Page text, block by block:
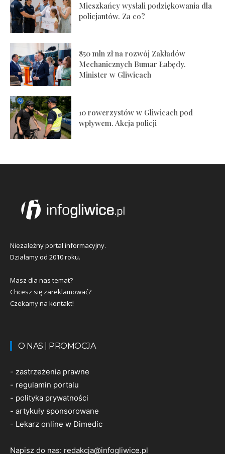
Mieszkańcy wysłali podziękowania dla
policjantów. Za co?
850 mln zł na rozwój Zakładów
Mechanicznych Bumar Łabędy.
Minister w Gliwicach
10 rowerzystów w Gliwicach pod
wpływem. Akcja policji
Niezależny portal informacyjny.
Działamy od 2010 roku.
Masz dla nas temat?
Chcesz się zareklamować?
Czekamy na kontakt!
O NAS | PROMOCJA
- zastrzeżenia prawne
- regulamin portalu
- polityka prywatności
- artykuły sponsorowane
- Lekarz online w Dimedic
Napisz do nas: redakcja@infogliwice.pl